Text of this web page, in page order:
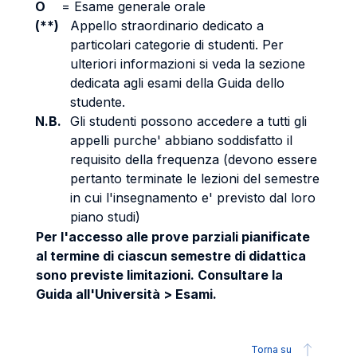
O = Esame generale orale
(**)
Appello straordinario dedicato a
particolari categorie di studenti. Per
ulteriori informazioni si veda la sezione
dedicata agli esami della Guida dello
studente.
N.B. Gli studenti possono accedere a tutti gli
appelli purche' abbiano soddisfatto il
requisito della frequenza (devono essere
pertanto terminate le lezioni del semestre
in cui l'insegnamento e' previsto dal loro
piano studi)
Per l'accesso alle prove parziali pianificate
al termine di ciascun semestre di didattica
sono previste limitazioni. Consultare la
Guida all'Università > Esami.
Torna su